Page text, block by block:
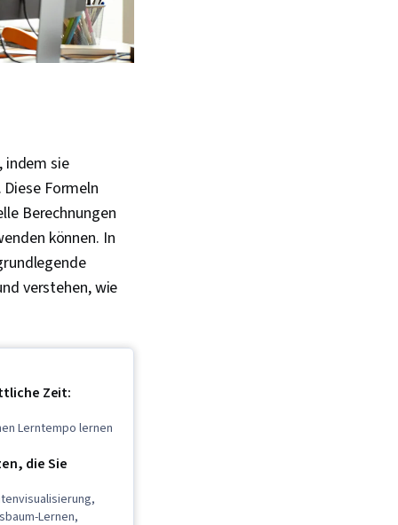
indem sie
Formeln
Berechnungen
können. In
verstehen, wie
Zeit:
Lerntempo lernen
die Sie
Lernen,